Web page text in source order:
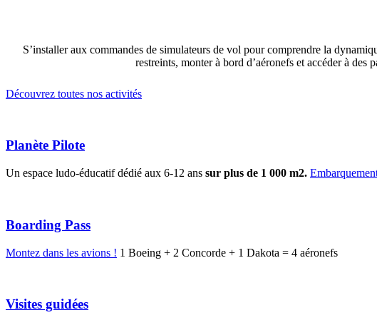
S’installer aux commandes de simulateurs de vol pour comprendre la
restreints, monter à bord d’aéronefs et accéder à
Découvrez toutes nos activités
Planète Pilote
Un espace ludo-éducatif dédié aux 6-12 ans sur plus de 1 000 m2.
Boarding Pass
Montez dans les avions ! 1 Boeing + 2 Concorde + 1 Dakota = 4 aéronefs
Visites guidées